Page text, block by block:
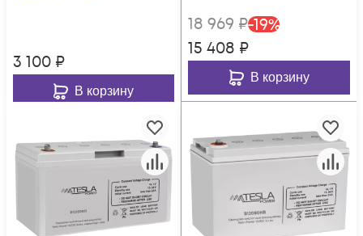
3 100 ₽
В корзину
18 969 ₽-19%
15 408 ₽
В корзину